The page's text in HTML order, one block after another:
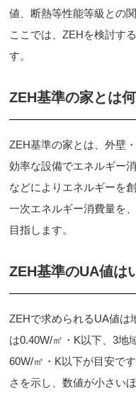
値、断熱等性能等級との
ここでは、ZEHを検討す
す。
ZEH基準の家とは
ZEH基準の家とは、外壁
効率な設備でエネルギー
などによりエネルギーを
一次エネルギー消費量を
目指します。
ZEH基準のUA値は
ZEHで求められるUA値は
は0.40W/㎡・K以下、3地
60W/㎡・K以下が目安で
さを示し、数値が小さい